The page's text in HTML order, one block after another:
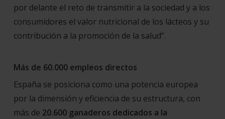
por delante el reto de transmitir a la sociedad y a los
consumidores el valor nutricional de los lácteos y su
contribución a la promoción de la salud”.
Más de 60.000 empleos directos
España se posiciona como una potencia europea
por la dimensión y eficiencia de su estructura, con
más de 20.600 ganaderos dedicados a la